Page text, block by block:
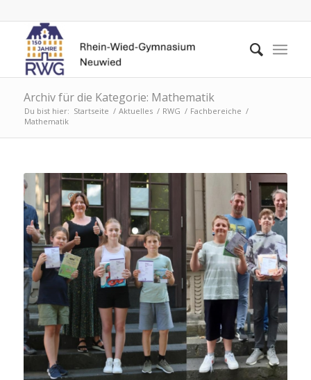
Archiv für die Kategorie: Mathematik
Du bist hier: Startseite / Aktuelles / RWG / Fachbereiche /
Mathematik